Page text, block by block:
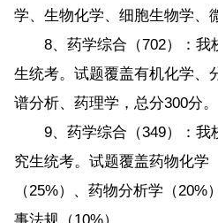
学、生物化学、细胞生物学、
8、药学综合（702）：我
生统考。试题覆盖有机化学、
谱分析、药理学，总分300分。
9、药学综合（349）：我
究生统考。试题覆盖药物化学
（25%）、药物分析学（20%